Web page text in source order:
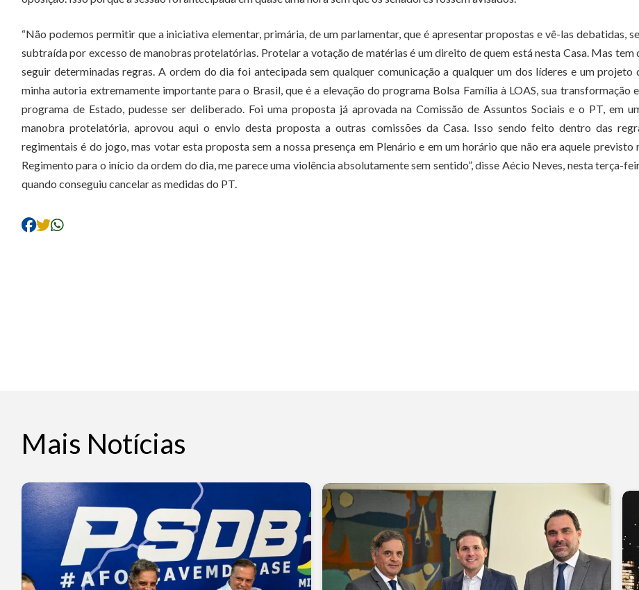
“Não podemos permitir que a iniciativa elementar, primária, de um parlamentar, que é apresentar propostas e vê-las debatidas,
subtraída por excesso de manobras protelatórias. Protelar a votação de matérias é um direito de quem está nesta Casa. Mas tem
seguir determinadas regras. A ordem do dia foi antecipada sem qualquer comunicação a qualquer um dos líderes e um projeto
minha autoria extremamente importante para o Brasil, que é a elevação do programa Bolsa Família à LOAS, sua transformação
programa de Estado, pudesse ser deliberado. Foi uma proposta já aprovada na Comissão de Assuntos Sociais e o PT, em
manobra protelatória, aprovou aqui o envio desta proposta a outras comissões da Casa. Isso sendo feito dentro das
regimentais é do jogo, mas votar esta proposta sem a nossa presença em Plenário e em um horário que não era aquele previsto
Regimento para o início da ordem do dia, me parece uma violência absolutamente sem sentido”, disse Aécio Neves, nesta terça-
quando conseguiu cancelar as medidas do PT.
Mais Notícias